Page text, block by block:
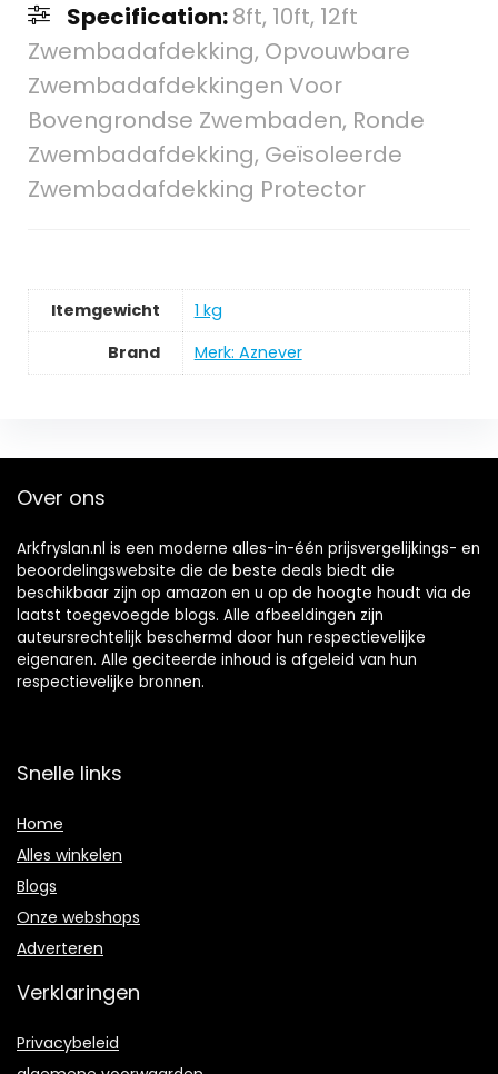
Specification:8ft, 10ft, 12ft
Zwembadafdekking, Opvouwbare
Zwembadafdekkingen Voor
Bovengrondse Zwembaden, Ronde
Zwembadafdekking, Geïsoleerde
Zwembadafdekking Protector
Itemgewicht
‎1 kg
Brand
Merk: Aznever
Over ons
Arkfryslan.nl is een moderne alles-in-één prijsvergelijkings- en
beoordelingswebsite die de beste deals biedt die
beschikbaar zijn op amazon en u op de hoogte houdt via de
laatst toegevoegde blogs. Alle afbeeldingen zijn
auteursrechtelijk beschermd door hun respectievelijke
eigenaren. Alle geciteerde inhoud is afgeleid van hun
respectievelijke bronnen.
Snelle links
Home
Alles winkelen
Blogs
Onze webshops
Adverteren
Verklaringen
Privacybeleid